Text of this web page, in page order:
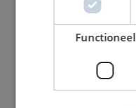
Onze service
Functioneel